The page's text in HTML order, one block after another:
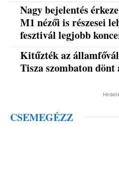
Nagy bejelentés
M1 nézői is részesei
fesztivál legjobb
Kitűzték az
Tisza szombaton
CSEMEGÉZZ